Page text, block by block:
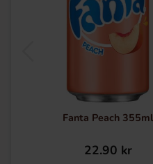
Fanta Peach 355ml
22.90 kr